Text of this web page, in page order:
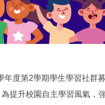
年度第2學期學生學習社群
提升校園自主學習風氣，